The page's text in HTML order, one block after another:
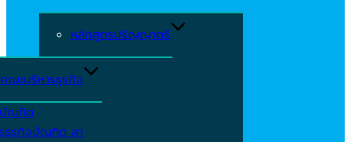
หลักสูตรปริญญาตรี
คณะบริหารธุรกิจ
ณฑิต
ธุรกิจบัณฑิต สา